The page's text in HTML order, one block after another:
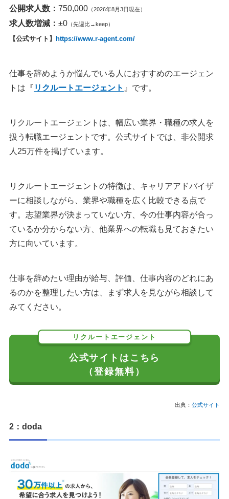
公開求人数： 750,000 （2026年8月3日現在）
求人数増減： ±0 （先週比→keep）
【公式サイト】 https://www.r-agent.com/
仕事を辞めようか悩んでいる人におすすめのエージェン
トは『 リクルートエージェント 』です。
リクルートエージェントは、幅広い業界・職種の求人を
扱う転職エージェントです。公式サイトでは、非公開求
人25万件を掲げています。
リクルートエージェントの特徴は、キャリアアドバイザ
ーに相談しながら、業界や職種を広く比較できる点で
す。志望業界が決まっていない方、今の仕事内容が合っ
ているか分からない方、他業界への転職も見ておきたい
方に向いています。
仕事を辞めたい理由が給与、評価、仕事内容のどれにあ
るのかを整理したい方は、まず求人を見ながら相談して
みてください。
リクルートエージェント
公式サイトはこちら
（登録無料）
出典： 公式サイト
2：doda